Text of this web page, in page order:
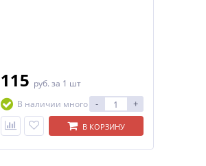
115 руб. за 1 шт
В наличии много
- +
В КОРЗИНУ